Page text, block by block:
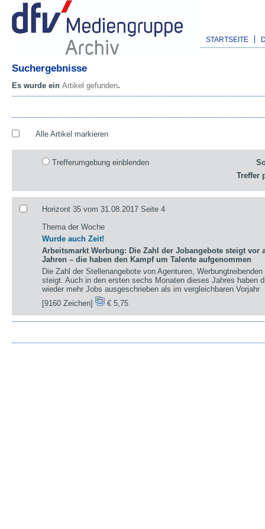
STARTSEITE
Suchergebnisse
Es wurde ein Artikel gefunden.
Alle Artikel markieren
Trefferumgebung einblenden
Treffer
Horizont 35 vom 31.08.2017 Seite 4
Thema der Woche
Wurde auch Zeit!
Arbeitsmarkt Werbung: Die Zahl der Jobangebote steigt vor
Jahren – die haben den Kampf um Talente aufgenommen
Die Zahl der Stellenangebote von Agenturen,
steigt. Auch in den ersten sechs Monaten dieses Jahres haben
wieder mehr Jobs ausgeschrieben als im vergleichbaren Vorjahr
[9160 Zeichen]
€ 5,75